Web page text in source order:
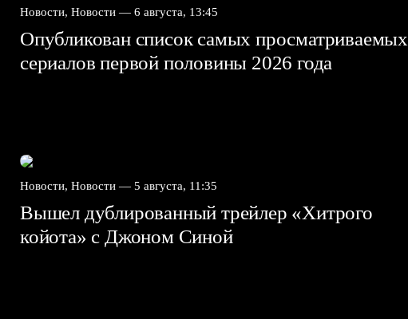
Новости, Новости — 6 августа, 13:45
Опубликован список самых просматриваемых
сериалов первой половины 2026 года
Новости, Новости — 5 августа, 11:35
Вышел дублированный трейлер «Хитрого
койота» с Джоном Синой